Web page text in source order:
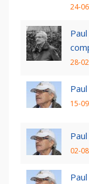
24-
28-
15-
02-